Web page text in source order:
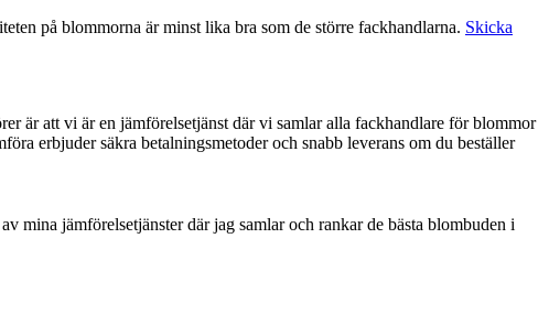
på blommorna är minst lika bra som de större fackhandlarna. Skicka
är att vi är en jämförelsetjänst där vi samlar alla fackhandlare för blommor